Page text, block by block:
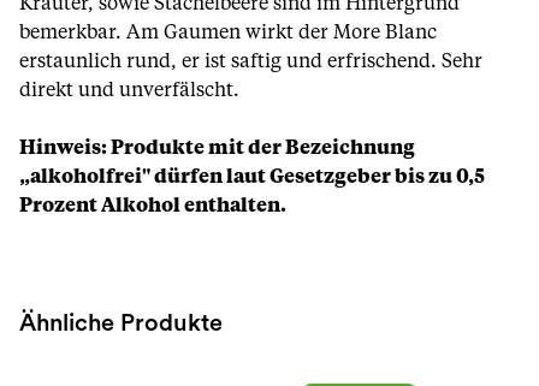
bemerkbar. Am Gaumen wirkt der More Blanc
erstaunlich rund, er ist saftig und erfrischend. Sehr
direkt und unverfälscht.
Hinweis: Produkte mit der Bezeichnung
„alkoholfrei" dürfen laut Gesetzgeber bis zu 0,5
Prozent Alkohol enthalten.
Ähnliche Produkte